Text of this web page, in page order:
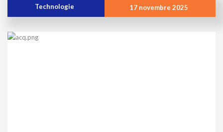
Technologie 17 novembre 2025